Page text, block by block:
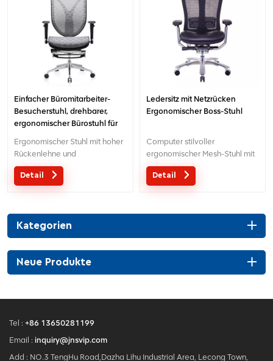
Einfacher Büromitarbeiter-
Besucherstuhl, drehbarer,
ergonomischer Bürostuhl für
Ergonomischer Stuhl mit hoher
Rückenlehne und
Nassgleitfunktion.Dreidraht-
Steuermechanismus mit
Detail
Ledersitz mit Netzrücken
Ergonomischer Boss-Stuhl
Computer stilvoller
ergonomischer Mesh-Stuhl mit
verstellbarer Kopfstütze für
Chef oder Manager
Detail
Kategorien
Neue Produkte
Tel : +86 13650281199
Email : inquiry@jnsvip.com
Add : NO.3 TengHu Road,Dazha Lihu Industrial Area, Lecong Town,